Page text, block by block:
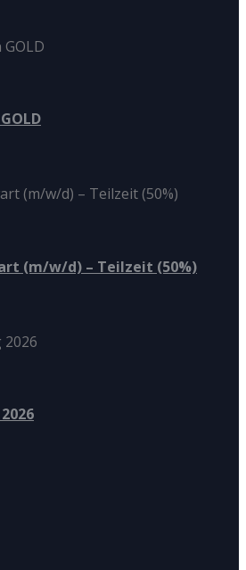
(m/w/d) – Teilzeit (50%)